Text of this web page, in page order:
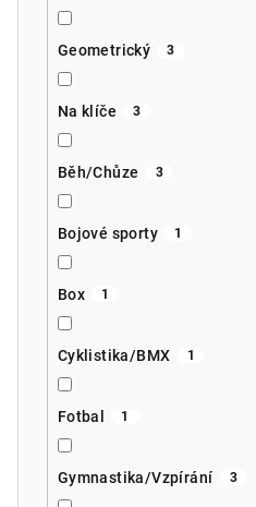
Geometrický 3
Na klíče 3
Běh/Chůze 3
Bojové sporty 1
Box 1
Cyklistika/BMX 1
Fotbal 1
Gymnastika/Vzpírání 3